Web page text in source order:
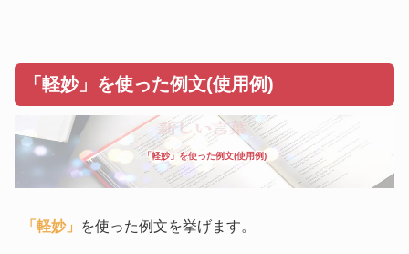
「軽妙」を使った例文(使用例)
「軽妙」を使った例文(使用例)
「軽妙」 を使った例文を挙げます。